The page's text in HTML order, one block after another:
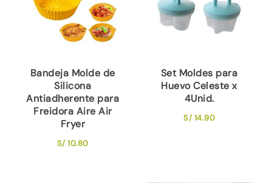
Bandeja Molde de
Silicona
Antiadherente para
Freidora Aire Air
Fryer
S/10.80
Set Moldes para
Huevo Celeste x
4Unid.
S/14.90